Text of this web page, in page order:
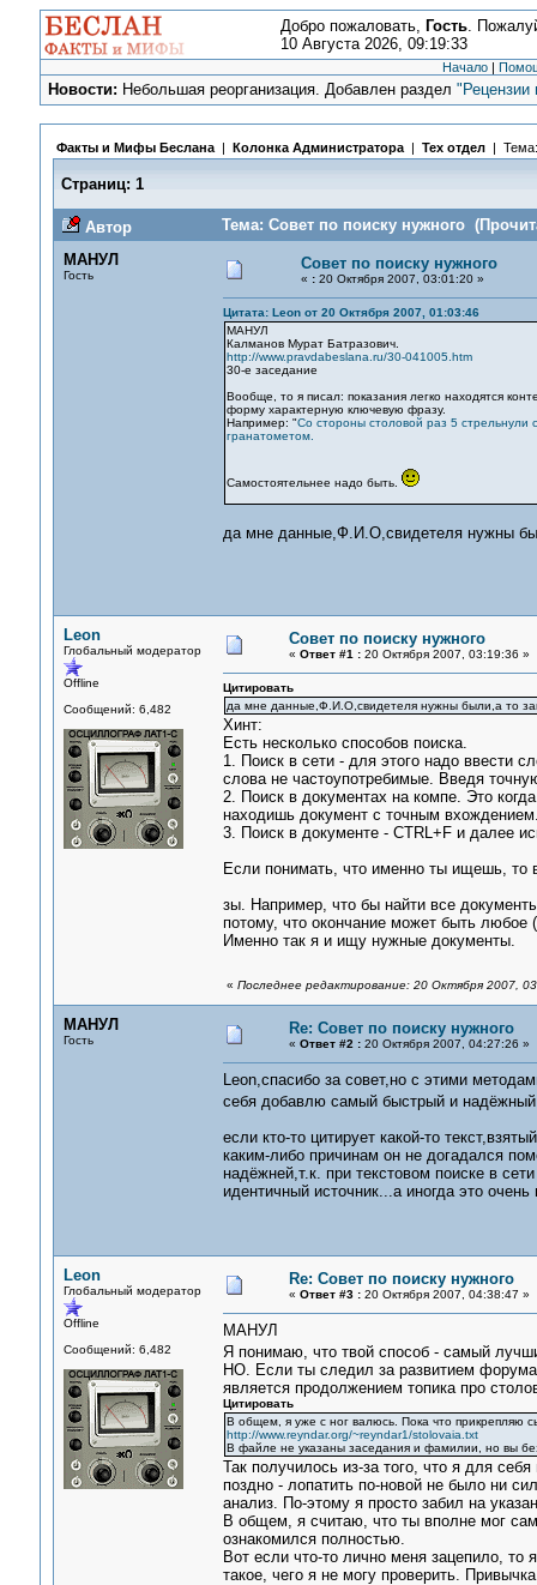
Добро пожаловать, Гость.
10 Августа 2026, 09:19:33
Начало |
Новости: Небольшая реорганизация. Добавлен раздел"Рецензии
Факты и Мифы Беслана| Колонка Администратора| Тех отдел|
Страниц: 1
Автор
Тема: Совет по поиску нужного
МАНУЛ
Гость
Совет по поиску нужного
« :20 Октября 2007, 03:01:20 »
Цитата: Leon от 20 Октября 2007, 01:03:46
МАНУЛ
Калманов Мурат Батразович.
http://www.pravdabeslana.ru/30-041005.htm
30-е заседание
Вообще, то я писал: показания легко находятся
форму характерную ключевую фразу.
Например: "Со стороны столовой раз 5
гранатометом.
Самостоятельнее надо быть.
да мне данные,Ф.И.О,свидетеля нужны
Leon
Глобальный модератор
Offline
Сообщений: 6,482
Совет по поиску нужного
« Ответ #1 :20 Октября 2007, 03:19:36 »
Цитировать
да мне данные,Ф.И.О,свидетеля нужны были,а то
Хинт:
Есть несколько способов поиска.
1. Поиск в сети - для этого надо ввести
слова не частоупотребимые. Введя
2. Поиск в документах на компе. Это
находишь документ с точным
3. Поиск в документе - CTRL+F и далее
Если понимать, что именно ты ищешь, то
зы. Например, что бы найти все
потому, что окончание может быть любое
Именно так я и ищу нужные документы.
« Последнее редактирование: 20 Октября 2007,
МАНУЛ
Гость
Re: Совет по поиску нужного
« Ответ #2 :20 Октября 2007, 04:27:26 »
Leon,спасибо за совет,но с этими
себя добавлю самый быстрый и
если кто-то цитирует какой-то
каким-либо причинам он не догадался
надёжней,т.к. при текстовом поиске в
идентичный источник...а иногда это
Leon
Глобальный модератор
Offline
Сообщений: 6,482
Re: Совет по поиску нужного
« Ответ #3 :20 Октября 2007, 04:38:47 »
МАНУЛ
Я понимаю, что твой способ - самый
НО. Если ты следил за развитием форума
является продолжением топика про
Цитировать
В общем, я уже с ног валюсь. Пока что прикрепляю
http://www.reyndar.org/~reyndar1/stolovaia.txt
В файле не указаны заседания и фамилии, но вы
Так получилось из-за того, что я для
поздно - лопатить по-новой не было ни
анализ. По-этому я просто забил на
В общем, я считаю, что ты вполне мог сам
ознакомился полностью.
Вот если что-то лично меня зацепило,
такое, чего я не могу проверить.